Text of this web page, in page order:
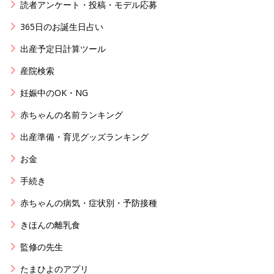
読者アンケート・投稿・モデル応募
365日のお誕生日占い
出産予定日計算ツール
産院検索
妊娠中のOK・NG
赤ちゃんの名前ランキング
出産準備・育児グッズランキング
お金
手続き
赤ちゃんの病気・症状別・予防接種
きほんの離乳食
監修の先生
たまひよのアプリ